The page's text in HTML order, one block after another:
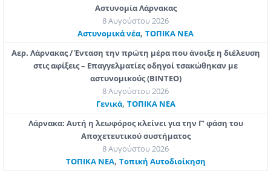
Αστυνομία Λάρνακας
8 Αυγούστου 2026
Aστυνομικά νέα, ΤΟΠΙΚΑ ΝΕΑ
Αερ. Λάρνακας / Ένταση την πρώτη μέρα που άνοιξε η διέλευση
στις αφίξεις – Επαγγελματίες οδηγοί τσακώθηκαν με
αστυνομικούς (ΒΙΝΤΕΟ)
8 Αυγούστου 2026
Γενικά, ΤΟΠΙΚΑ ΝΕΑ
Λάρνακα: Αυτή η λεωφόρος κλείνει για την Γ’ φάση του
Αποχετευτικού συστήματος
8 Αυγούστου 2026
ΤΟΠΙΚΑ ΝΕΑ, Τοπική Αυτοδιοίκηση